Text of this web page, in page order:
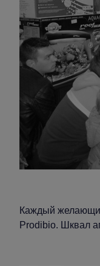
Каждый
Prodibio. Шквал